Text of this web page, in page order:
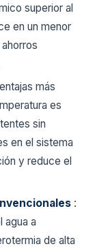
superior al
en un menor
más
es
sin
en el sistema
y reduce el
:
agua a
de alta